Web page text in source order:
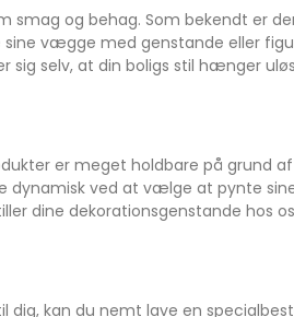
og behag. Som bekendt er
vægge med genstande eller
selv, at din boligs stil hænger
er meget holdbare på grund
dynamisk ved at vælge at pynte
dine dekorationsgenstande hos
kan du nemt lave en